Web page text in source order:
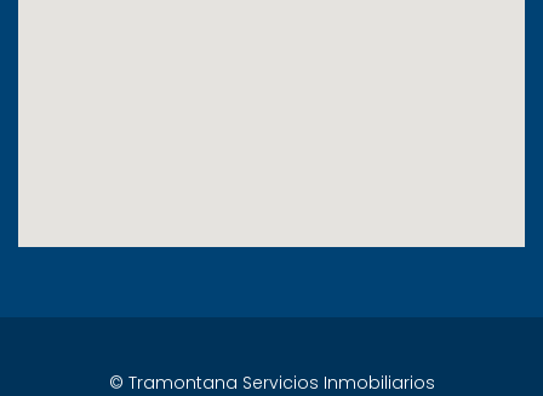
© Tramontana Servicios Inmobiliarios